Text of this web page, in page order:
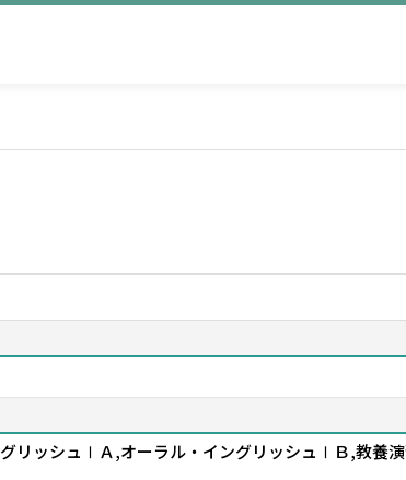
グリッシュⅠＡ,オーラル・イングリッシュⅠＢ,教